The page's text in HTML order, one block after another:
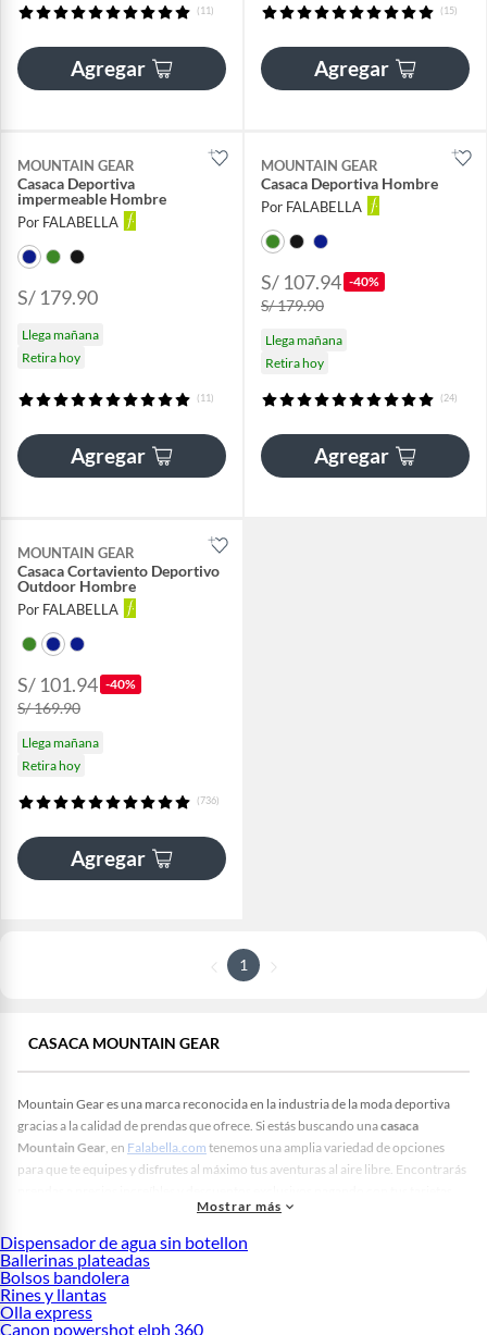
(11)
Agregar
(15)
Agregar
MOUNTAIN GEAR
Casaca Deportiva
impermeable Hombre
Por FALABELLA
S/ 179.90
Llega mañana
Retira hoy
(11)
Agregar
MOUNTAIN GEAR
Casaca Deportiva Hombre
Por FALABELLA
S/ 107.94 -40%
S/ 179.90
Llega mañana
Retira hoy
(24)
Agregar
MOUNTAIN GEAR
Casaca Cortaviento Deportivo
Outdoor Hombre
Por FALABELLA
S/ 101.94 -40%
S/ 169.90
Llega mañana
Retira hoy
(736)
Agregar
1
CASACA MOUNTAIN GEAR
Mountain Gear es una marca reconocida en la industria de la moda deportiva
gracias a la calidad de prendas que ofrece. Si estás buscando unacasaca
Mountain Gear , en Falabella.com tenemos una amplia variedad de opciones
para que te equipes y disfrutes al máximo tus aventuras al aire libre. Encontrarás
Una casaca Mountain Gear es una prenda que tiene el equilibrio perfecto entre
funcionalidad y estilo. Están confeccionadas para que te enfrentes a los desafíos
de la montaña y protegerte del clima severo gracias a su tecnología avanzada,
materiales de alta calidad que ofrecen comodidad, resistencia al desgaste y
mucho más.
Mostrar más
Dispensador de agua sin botellon
Ballerinas plateadas
Bolsos bandolera
Rines y llantas
Olla express
Canon powershot elph 360